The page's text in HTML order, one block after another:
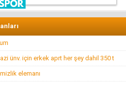
kim yardım edecek!..
Nisan 2016 Cuma
GÜVEN
ŞEY ANCAK DEĞERİNİ BİLENİN YANINDA
22 Temmuz 2016 Cuma
ünv. için erkek aprt her şey dahil 350 t
elemanı